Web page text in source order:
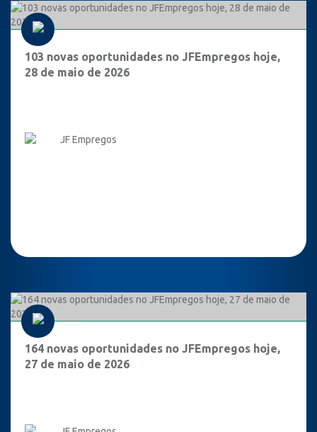
103 novas oportunidades no JFEmpregos hoje,
28 de maio de 2026
JF Empregos
164 novas oportunidades no JFEmpregos hoje,
27 de maio de 2026